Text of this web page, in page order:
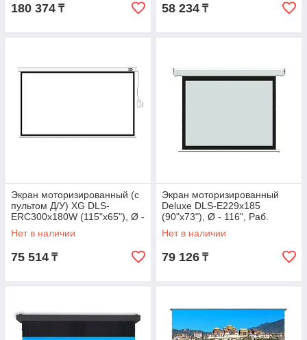
180 374 ₸ 58 234 ₸
Экран моторизированный (с
пультом Д/У) XG DLS-
ERC300x180W (115"х65"), Ø -
137", 16:9
Нет в наличии
75 514 ₸
Экран моторизированный
Deluxe DLS-E229х185
(90"х73"), Ø - 116", Раб.
поверхность 221х125 см.,
16:9
Нет в наличии
79 126 ₸